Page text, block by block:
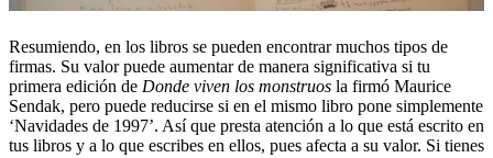
Resumiendo, en los libros se pueden encontrar muchos tipos de
firmas. Su valor puede aumentar de manera significativa si tu
primera edición de Donde viven los monstruos la firmó Maurice
Sendak, pero puede reducirse si en el mismo libro pone simplemente
‘Navidades de 1997’. Así que presta atención a lo que está escrito en
tus libros y a lo que escribes en ellos, pues afecta a su valor. Si tienes